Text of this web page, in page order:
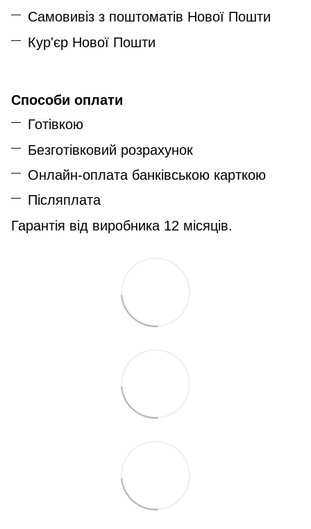
Самовивіз з поштоматів Нової Пошти
Кур'єр Нової Пошти
Способи оплати
Готівкою
Безготівковий розрахунок
Онлайн-оплата банківською карткою
Післяплата
Гарантія від виробника 12 місяців.